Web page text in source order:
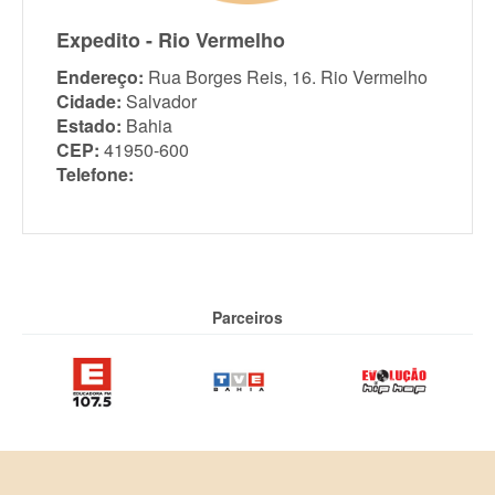
Expedito - Rio Vermelho
Endereço: Rua Borges Reis, 16. Rio Vermelho
Cidade: Salvador
Estado: Bahia
CEP: 41950-600
Telefone:
Parceiros